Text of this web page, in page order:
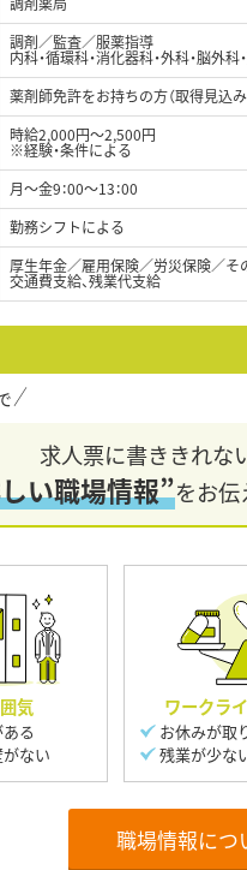
調剤／監査／服薬指導
内科・循環科・消化器科・外科・脳外
薬剤師免許をお持ちの方（取得見込み
時給2,000円～2,500円
※経験・条件による
月～金9：00～13：00
勤務シフトによる
厚生年金／雇用保険／労災保険／そ
交通費支給、残業代支給
求人票に書ききれな
い職場情報”をお伝
気
る
ない
ワークラ
お休みが取
残業が少な
職場情報につ